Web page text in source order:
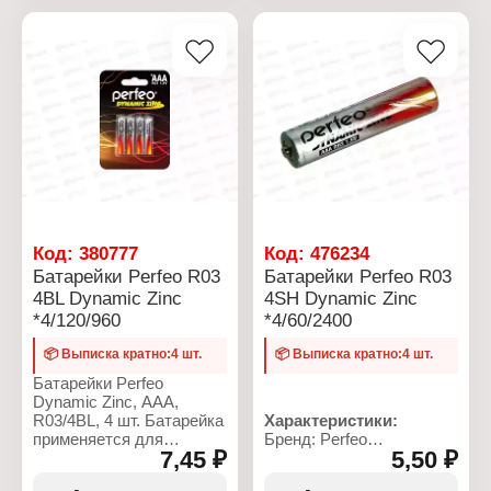
Тип батарейки: AAA/LR03
Химическое свойство:
щелочная
Количество в упаковке: 2
Тип упаковки: в
термопленке
термоусадочная пленка
Количество в упаковке: 4
Код: 380777
Батарейки Perfeo R03
4BL Dynamic Zinc
*4/120/960
📦 Выписка кратно:4 шт.
Батарейки Perfeo
Dynamic Zinc, AAA,
R03/4BL, 4 шт. Батарейка
применяется для
плееров, цифровых
фотоаппаратов, брелков
7,45 ₽
Код:476234
Батарейки Perfeo R03
4SH Dynamic Zinc
*4/60/2400
📦 Выписка кратно:4 шт.
Характеристики:
Бренд: Perfeo
Серия: Dynamic Zinc
Тип товара: Батарейка
5,50 ₽